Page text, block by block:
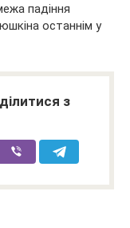
падіння
останнім у
з